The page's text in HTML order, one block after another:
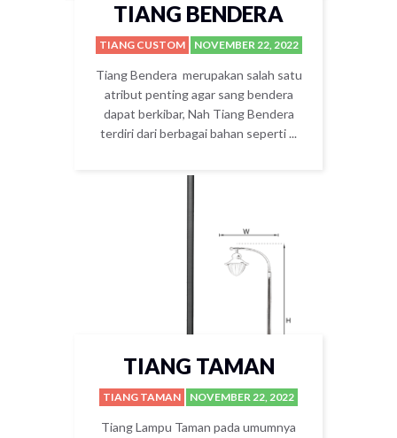
TIANG BENDERA
TIANG CUSTOM NOVEMBER 22, 2022
Tiang Bendera merupakan salah satu
atribut penting agar sang bendera
dapat berkibar, Nah Tiang Bendera
terdiri dari berbagai bahan seperti ...
TIANG TAMAN
TIANG TAMAN NOVEMBER 22, 2022
Tiang Lampu Taman pada umumnya